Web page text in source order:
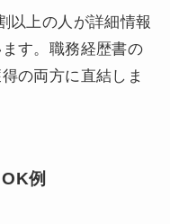
以上の人が詳細情報
す。職務経歴書の
の両方に直結しま
例